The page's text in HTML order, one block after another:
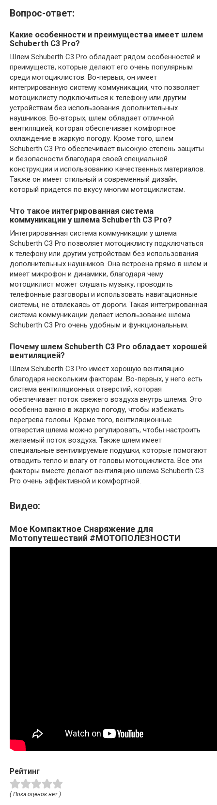
Вопрос-ответ:
Какие особенности и преимущества имеет шлем
Schuberth C3 Pro?
Шлем Schuberth C3 Pro обладает рядом особенностей и
преимуществ, которые делают его очень популярным
среди мотоциклистов. Во-первых, он имеет
интегрированную систему коммуникации, что позволяет
мотоциклисту подключиться к телефону или другим
устройствам без использования дополнительных
наушников. Во-вторых, шлем обладает отличной
вентиляцией, которая обеспечивает комфортное
охлаждение в жаркую погоду. Кроме того, шлем
Schuberth C3 Pro обеспечивает высокую степень защиты
и безопасности благодаря своей специальной
конструкции и использованию качественных материалов.
Также он имеет стильный и современный дизайн,
который придется по вкусу многим мотоциклистам.
Что такое интегрированная система
коммуникации у шлема Schuberth C3 Pro?
Интегрированная система коммуникации у шлема
Schuberth C3 Pro позволяет мотоциклисту подключаться
к телефону или другим устройствам без использования
дополнительных наушников. Она встроена прямо в шлем и
имеет микрофон и динамики, благодаря чему
мотоциклист может слушать музыку, проводить
телефонные разговоры и использовать навигационные
системы, не отвлекаясь от дороги. Такая интегрированная
система коммуникации делает использование шлема
Schuberth C3 Pro очень удобным и функциональным.
Почему шлем Schuberth C3 Pro обладает хорошей
вентиляцией?
Шлем Schuberth C3 Pro имеет хорошую вентиляцию
благодаря нескольким факторам. Во-первых, у него есть
система вентиляционных отверстий, которая
обеспечивает поток свежего воздуха внутрь шлема. Это
особенно важно в жаркую погоду, чтобы избежать
перегрева головы. Кроме того, вентиляционные
отверстия шлема можно регулировать, чтобы настроить
желаемый поток воздуха. Также шлем имеет
специальные вентилируемые подушки, которые помогают
отводить тепло и влагу от головы мотоциклиста. Все эти
факторы вместе делают вентиляцию шлема Schuberth C3
Pro очень эффективной и комфортной.
Видео:
Мое Компактное Снаряжение для
Мотопутешествий #МОТОПОЛЕЗНОСТИ
Рейтинг
( Пока оценок нет )